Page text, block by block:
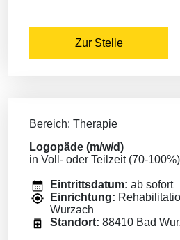
Zur Stelle
Bereich: Therapie
Logopäde (m/w/d)
in Voll- oder Teilzeit (70-100%)
Eintrittsdatum: ab sofort
Einrichtung:
Wurzach
Standort: 88410 Bad